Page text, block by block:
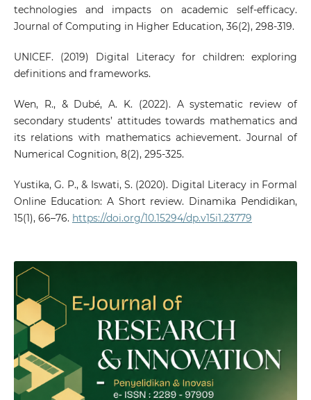
technologies and impacts on academic self-efficacy.
Journal of Computing in Higher Education, 36(2), 298-319.
UNICEF. (2019) Digital Literacy for children: exploring
definitions and frameworks.
Wen, R., & Dubé, A. K. (2022). A systematic review of
secondary students’ attitudes towards mathematics and
its relations with mathematics achievement. Journal of
Numerical Cognition, 8(2), 295-325.
Yustika, G. P., & Iswati, S. (2020). Digital Literacy in Formal
Online Education: A Short review. Dinamika Pendidikan,
15(1), 66–76. https://doi.org/10.15294/dp.v15i1.23779